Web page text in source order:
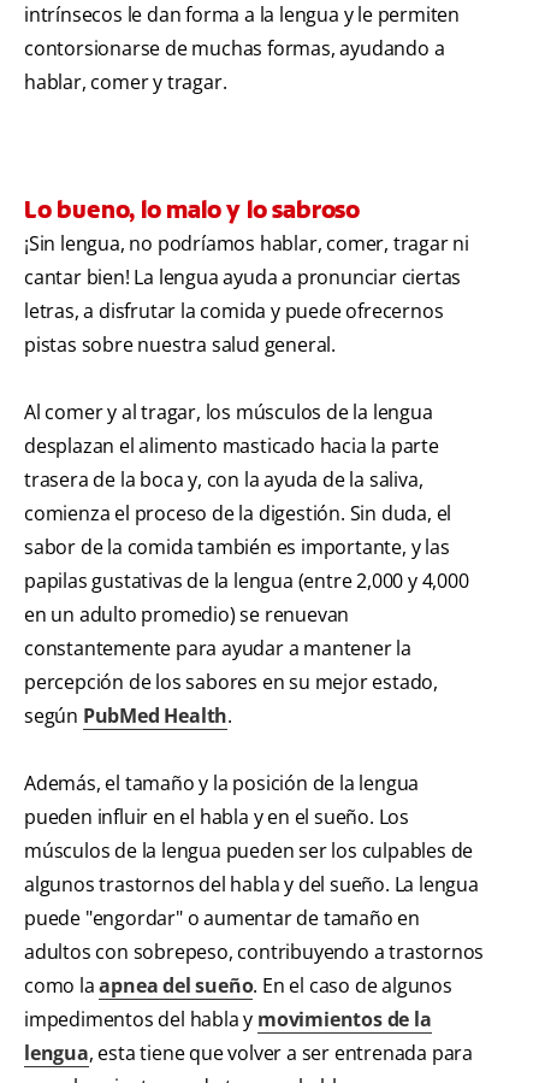
intrínsecos le dan forma a la lengua y le permiten
contorsionarse de muchas formas, ayudando a
hablar, comer y tragar.
Lo bueno, lo malo y lo sabroso
¡Sin lengua, no podríamos hablar, comer, tragar ni
cantar bien! La lengua ayuda a pronunciar ciertas
letras, a disfrutar la comida y puede ofrecernos
pistas sobre nuestra salud general.
Al comer y al tragar, los músculos de la lengua
desplazan el alimento masticado hacia la parte
trasera de la boca y, con la ayuda de la saliva,
comienza el proceso de la digestión. Sin duda, el
sabor de la comida también es importante, y las
papilas gustativas de la lengua (entre 2,000 y 4,000
en un adulto promedio) se renuevan
constantemente para ayudar a mantener la
percepción de los sabores en su mejor estado,
según PubMed Health.
Además, el tamaño y la posición de la lengua
pueden influir en el habla y en el sueño. Los
músculos de la lengua pueden ser los culpables de
algunos trastornos del habla y del sueño. La lengua
puede "engordar" o aumentar de tamaño en
adultos con sobrepeso, contribuyendo a trastornos
como laapnea del sueño. En el caso de algunos
impedimentos del habla y movimientos de la
lengua, esta tiene que volver a ser entrenada para